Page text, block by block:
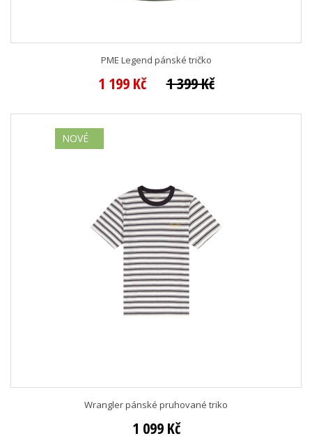
PME Legend pánské tričko
1 199 Kč 1 399 Kč
NOVÉ
Wrangler pánské pruhované triko
1 099 Kč